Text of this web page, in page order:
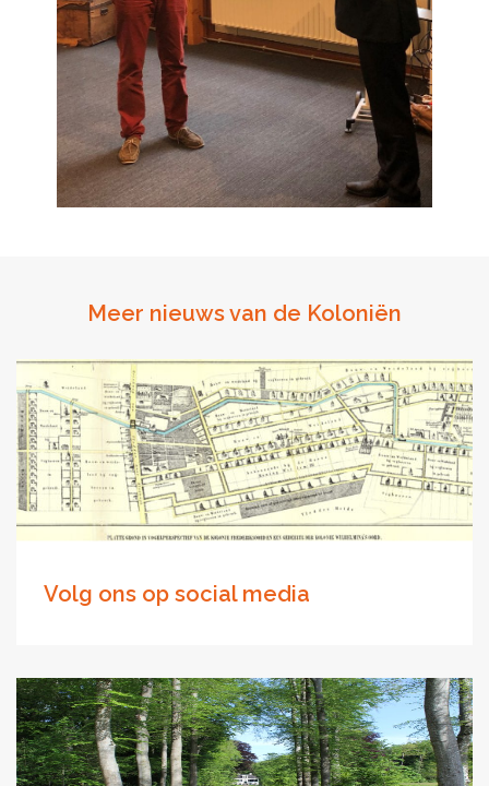
Meer nieuws van de Koloniën
Volg ons op social media